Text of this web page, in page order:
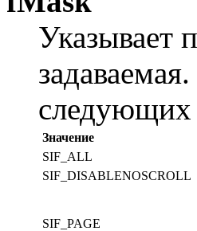
Указывает
следующих
Значение
SIF_ALL
SIF_DISABLENOSCROLL
SIF_PAGE